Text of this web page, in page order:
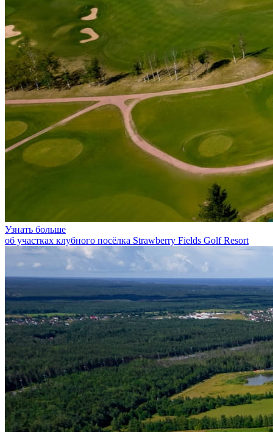
Узнать больше
об участках клубного посёлка Strawberry Fields Golf Resort